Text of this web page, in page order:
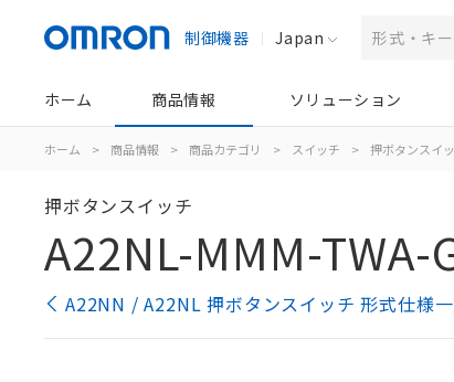
制御機器 Japan
ホーム 商品情報 ソリューション
ホーム > 商品情報 > 商品カテゴリ > スイッチ > 押ボタンスイ
押ボタンスイッチ
A22NL-MMM-TWA-
A22NN / A22NL 押ボタンスイッチ 形式仕様